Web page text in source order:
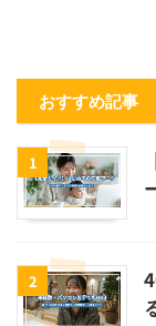
おすすめ記事
1
2